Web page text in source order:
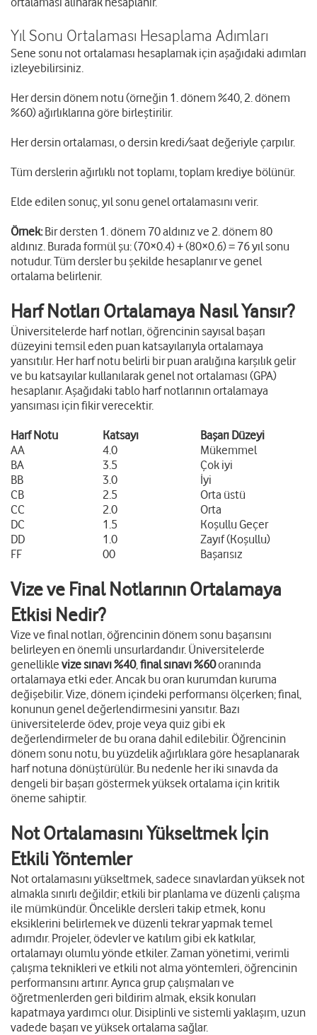
Yıl Sonu Ortalaması Hesaplama Adımları
Sene sonu not ortalaması hesaplamak için aşağıdaki adımları
izleyebilirsiniz.
Her dersin dönem notu (örneğin 1. dönem %40, 2. dönem
%60) ağırlıklarına göre birleştirilir.
Her dersin ortalaması, o dersin kredi/saat değeriyle çarpılır.
Tüm derslerin ağırlıklı not toplamı, toplam krediye bölünür.
Elde edilen sonuç, yıl sonu genel ortalamasını verir.
Örnek:Bir dersten 1. dönem 70 aldınız ve 2. dönem 80
aldınız. Burada formül şu: (70×0.4) + (80×0.6) = 76 yıl sonu
notudur. Tüm dersler bu şekilde hesaplanır ve genel
ortalama belirlenir.
Harf Notları Ortalamaya Nasıl Yansır?
Üniversitelerde harf notları, öğrencinin sayısal başarı
düzeyini temsil eden puan katsayılarıyla ortalamaya
yansıtılır. Her harf notu belirli bir puan aralığına karşılık gelir
ve bu katsayılar kullanılarak genel not ortalaması (GPA)
hesaplanır. Aşağıdaki tablo harf notlarının ortalamaya
yansıması için fikir verecektir.
Harf Notu Katsayı
Başarı Düzeyi
AA
4.0
Mükemmel
BA
3.5
Çok iyi
BB
3.0
İyi
CB
2.5
Orta üstü
CC
2.0
Orta
DC
1.5
Koşullu Geçer
DD
1.0
Zayıf (Koşullu)
FF
00 Başarısız
Vize ve Final Notlarının Ortalamaya
Etkisi Nedir?
Vize ve final notları, öğrencinin dönem sonu başarısını
belirleyen en önemli unsurlardandır. Üniversitelerde
genellikle vize sınavı %40,final sınavı %60oranında
ortalamaya etki eder. Ancak bu oran kurumdan kuruma
değişebilir. Vize, dönem içindeki performansı ölçerken; final,
konunun genel değerlendirmesini yansıtır. Bazı
üniversitelerde ödev, proje veya quiz gibi ek
değerlendirmeler de bu orana dahil edilebilir. Öğrencinin
dönem sonu notu, bu yüzdelik ağırlıklara göre hesaplanarak
harf notuna dönüştürülür. Bu nedenle her iki sınavda da
dengeli bir başarı göstermek yüksek ortalama için kritik
öneme sahiptir.
Not Ortalamasını Yükseltmek İçin
Etkili Yöntemler
Not ortalamasını yükseltmek, sadece sınavlardan yüksek not
almakla sınırlı değildir; etkili bir planlama ve düzenli çalışma
ile mümkündür. Öncelikle dersleri takip etmek, konu
eksiklerini belirlemek ve düzenli tekrar yapmak temel
adımdır. Projeler, ödevler ve katılım gibi ek katkılar,
ortalamayı olumlu yönde etkiler. Zaman yönetimi, verimli
çalışma teknikleri ve etkili not alma yöntemleri, öğrencinin
performansını artırır. Ayrıca grup çalışmaları ve
öğretmenlerden geri bildirim almak, eksik konuları
kapatmaya yardımcı olur. Disiplinli ve sistemli yaklaşım, uzun
vadede başarı ve yüksek ortalama sağlar.